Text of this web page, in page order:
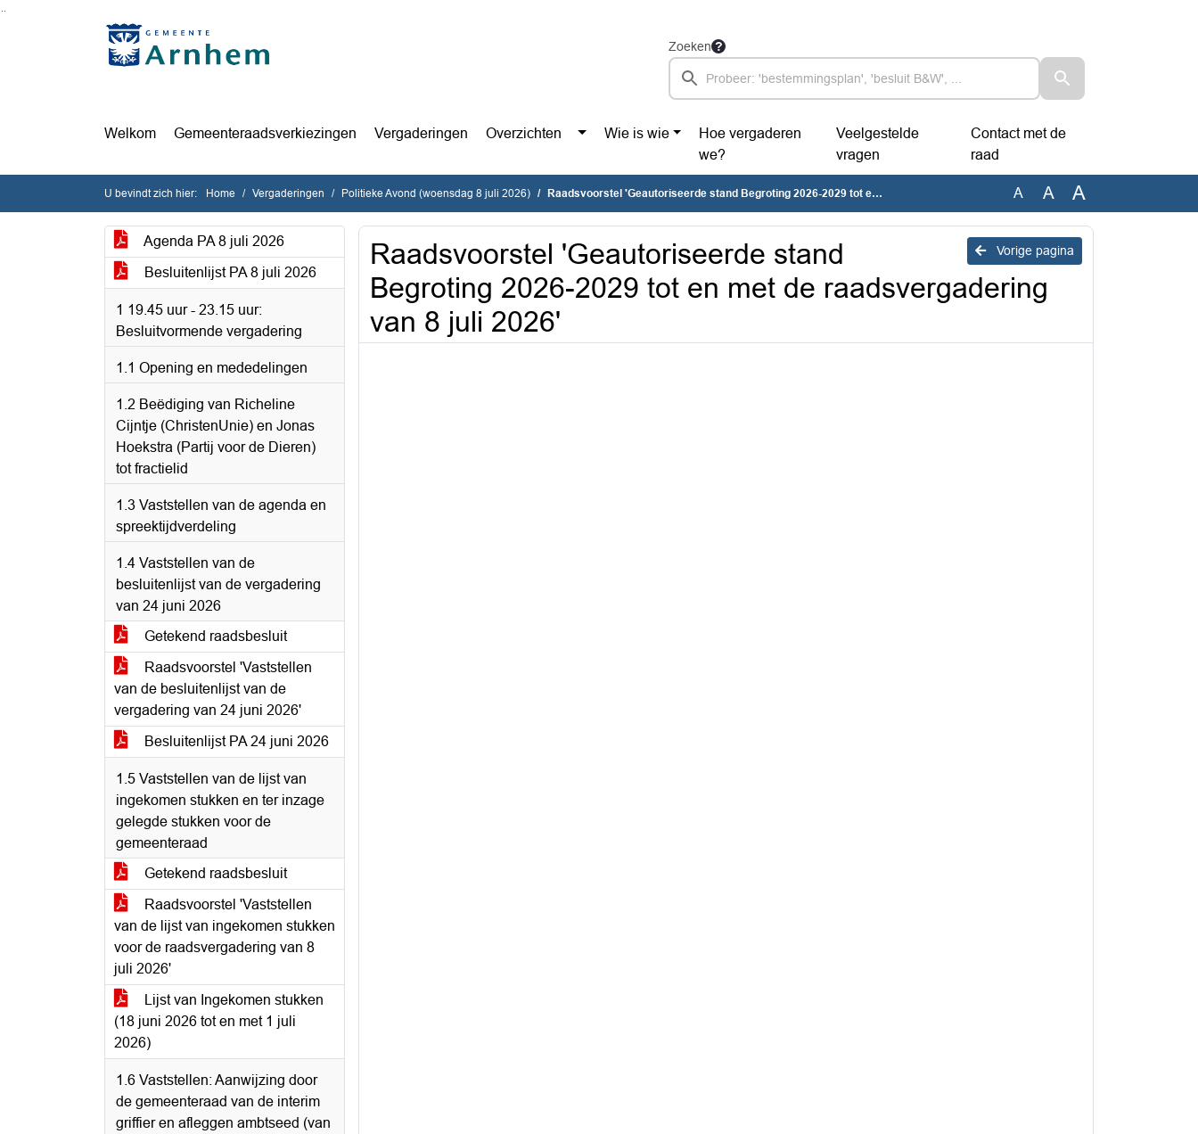
Ga naar de inhoud van deze pagina
Ga naar het zoeken
Ga naar het menu
Zoeken
Welkom Gemeenteraadsverkiezingen Vergaderingen Overzichten Wie is wie
Hoe vergaderen
we?
Veelgestelde
vragen
Contact met de
raad
U bevindt zich hier: Home Vergaderingen Politieke Avond (woensdag 8 juli 2026) Raadsvoorstel 'Geautoriseerde stand Begroting 2026-2029 tot en met de raadsvergadering van 8 juli 2026' A A A
Agenda PA 8 juli 2026
Besluitenlijst PA 8 juli 2026
1 19.45 uur - 23.15 uur:
Besluitvormende vergadering
1.1 Opening en mededelingen
1.2 Beëdiging van Richeline
Cijntje (ChristenUnie) en Jonas
Hoekstra (Partij voor de Dieren)
tot fractielid
1.3 Vaststellen van de agenda en
spreektijdverdeling
1.4 Vaststellen van de
besluitenlijst van de vergadering
van 24 juni 2026
Getekend raadsbesluit
Raadsvoorstel 'Vaststellen
van de besluitenlijst van de
vergadering van 24 juni 2026'
Besluitenlijst PA 24 juni 2026
1.5 Vaststellen van de lijst van
ingekomen stukken en ter inzage
gelegde stukken voor de
gemeenteraad
Getekend raadsbesluit
Raadsvoorstel 'Vaststellen
van de lijst van ingekomen stukken
voor de raadsvergadering van 8
juli 2026'
Lijst van Ingekomen stukken
(18 juni 2026 tot en met 1 juli
2026)
1.6 Vaststellen: Aanwijzing door
de gemeenteraad van de interim
griffier en afleggen ambtseed (van
Vorige pagina
Raadsvoorstel 'Geautoriseerde stand
Begroting 2026-2029 tot en met de raadsvergadering
van 8 juli 2026'